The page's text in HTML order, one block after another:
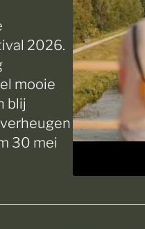
2026.
mooie
blij
30 mei